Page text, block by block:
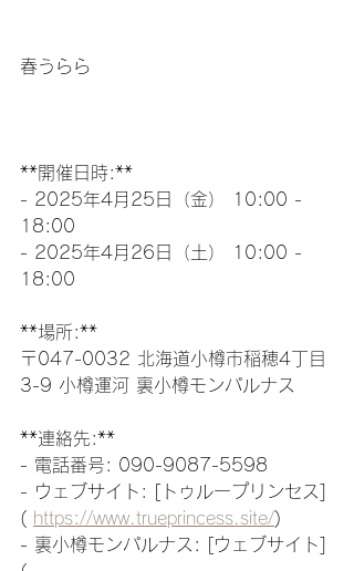
春うらら
**開催日時:**
- 2025年4月25日（金） 10:00 -
18:00
- 2025年4月26日（土） 10:00 -
18:00
**場所:**
〒047-0032 北海道小樽市稲穂4丁目
3-9 小樽運河 裏小樽モンパルナス
**連絡先:**
- 電話番号: 090-9087-5598
- ウェブサイト: [トゥループリンセス]
( https://www.trueprincess.site/)
- 裏小樽モンパルナス: [ウェブサイト]